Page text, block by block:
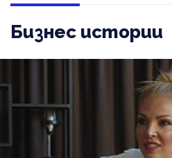
Бизнес истории